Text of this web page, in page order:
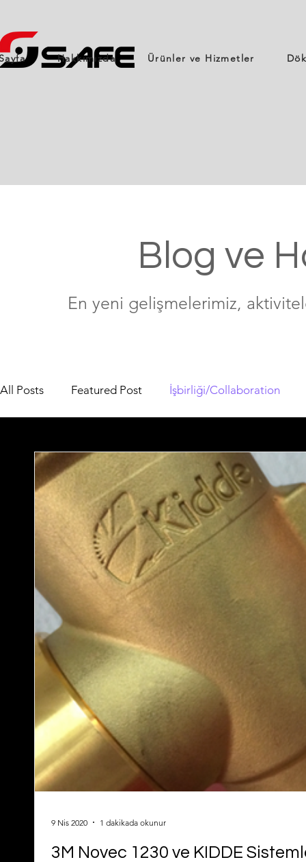
Hakkımızda Ürünler ve Hizmetler
Blog ve
En yeni gelişmelerimiz,
All Posts Featured Post İşbirliği/Collaboration
3M Novec 1230 ve KIDDE
9 Nis 2020 1 dakikada okunur